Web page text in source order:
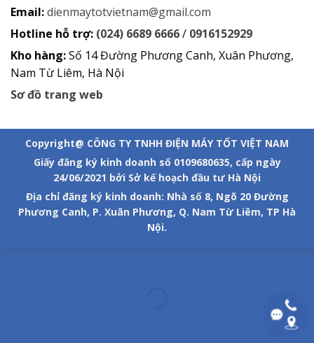
Email:dienmaytotvietnam@gmail.com
Hotline hỗ trợ: (024) 6689 6666/ 0916152929
Kho hàng:Số 14 Đường Phương Canh, Xuân Phương,
Nam Từ Liêm, Hà Nội
Sơ đồ trang web
Copyright@ CÔNG TY TNHH ĐIỆN MÁY TỐT VIỆT NAM
Giấy đăng ký kinh doanh số 0109680635, cấp ngày
24/06/2021 bởi Sở kế hoạch đầu tư Hà Nội
Địa chỉ đăng ký kinh doanh: Nhà số 8, Ngõ 20 Đường
Phương Canh, P. Xuân Phương, Q. Nam Từ Liêm, TP Hà
Nội.